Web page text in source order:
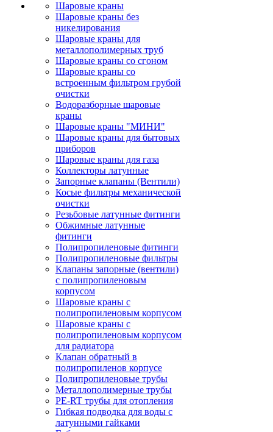
Шаровые краны
Шаровые краны без
никелирования
Шаровые краны для
металлополимерных труб
Шаровые краны со сгоном
Шаровые краны со
встроенным фильтром грубой
очистки
Водоразборные шаровые
краны
Шаровые краны "МИНИ"
Шаровые краны для бытовых
приборов
Шаровые краны для газа
Коллекторы латунные
Запорные клапаны (Вентили)
Косые фильтры механической
очистки
Резьбовые латунные фитинги
Обжимные латунные
фитинги
Полипропиленовые фитинги
Полипропиленовые фильтры
Клапаны запорные (вентили)
с полипропиленовым
корпусом
Шаровые краны с
полипропиленовым корпусом
Шаровые краны с
полипропиленовым корпусом
для радиатора
Клапан обратный в
полипропиленов корпусе
Полипропиленовые трубы
Металлополимерные трубы
PE-RT трубы для отопления
Гибкая подводка для воды с
латунными гайками